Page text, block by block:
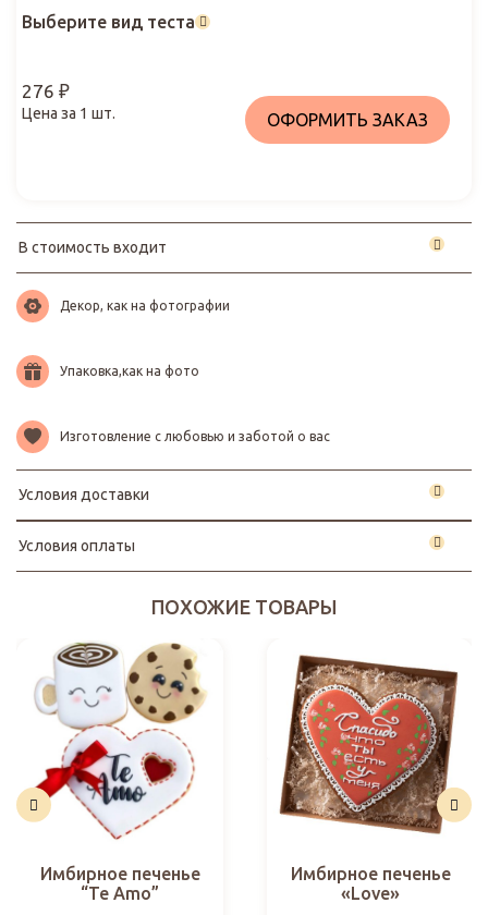
Выберите вид теста
276 ₽
Цена за 1 шт. ОФОРМИТЬ ЗАКАЗ
В стоимость входит
Декор, как на фотографии
Упаковка,как на фото
Изготовление с любовью и заботой о вас
Условия доставки
Условия оплаты
ПОХОЖИЕ ТОВАРЫ
Имбирное печенье
“Te Amo”
Имбирное печенье
«Love»